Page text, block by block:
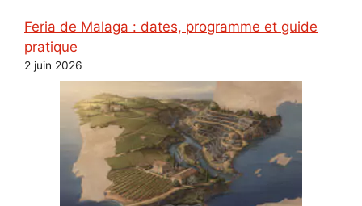
Feria de Malaga : dates, programme et guide
pratique
2 juin 2026